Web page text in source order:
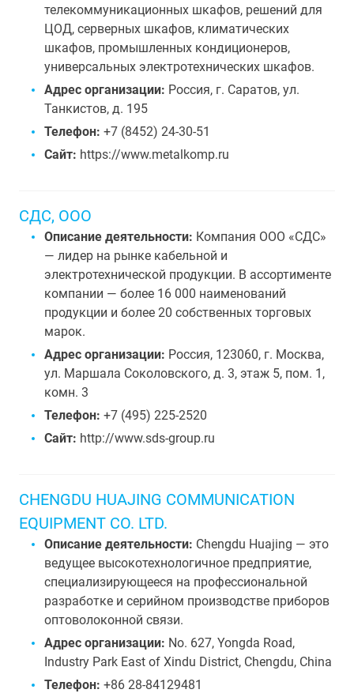
телекоммуникационных шкафов, решений для
ЦОД, серверных шкафов, климатических
шкафов, промышленных кондиционеров,
универсальных электротехнических шкафов.
Адрес организации: Россия, г. Саратов, ул.
Танкистов, д. 195
Телефон: +7 (8452) 24-30-51
Сайт: https://www.metalkomp.ru
СДС, ООО
Описание деятельности: Компания ООО «СДС»
— лидер на рынке кабельной и
электротехнической продукции. В ассортименте
компании — более 16 000 наименований
продукции и более 20 собственных торговых
марок.
Адрес организации: Россия, 123060, г. Москва,
ул. Маршала Соколовского, д. 3, этаж 5, пом. 1,
комн. 3
Телефон: +7 (495) 225-2520
Сайт: http://www.sds-group.ru
CHENGDU HUAJING COMMUNICATION
EQUIPMENT CO. LTD.
Описание деятельности: Chengdu Huajing — это
ведущее высокотехнологичное предприятие,
специализирующееся на профессиональной
разработке и серийном производстве приборов
оптоволоконной связи.
Адрес организации: No. 627, Yongda Road,
Industry Park East of Xindu District, Chengdu, China
Телефон: +86 28-84129481